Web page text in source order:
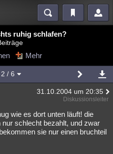
Mystery Kriminalfälle
Technologie Ufologie
ruhig schlafen?
Mehr
2 / 6
31.10.2004 um 20:35
Diskussionsleiter
wie es dort unten läuft! die
schlecht bezahlt, und zwar
sie nur einen bruchteil